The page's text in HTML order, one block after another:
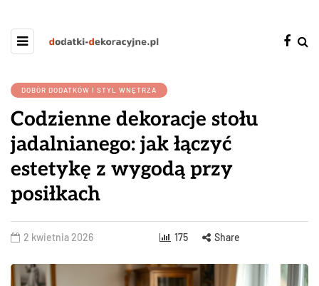
DOBÓR DODATKÓW I STYL WNĘTRZA
Codzienne dekoracje stołu
jadalnianego: jak łączyć
estetykę z wygodą przy
posiłkach
2 kwietnia 2026 175 Share